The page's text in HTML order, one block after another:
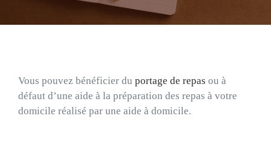
Contact
Vous pouvez bénéficier du portage de repas ou à
défaut d’une aide à la préparation des repas à votre
domicile réalisé par une aide à domicile.